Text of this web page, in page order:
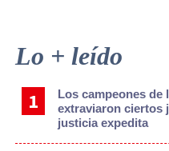
Sidebar
Lo + leído
Los campeones de
extraviaron ciertos
justicia expedita